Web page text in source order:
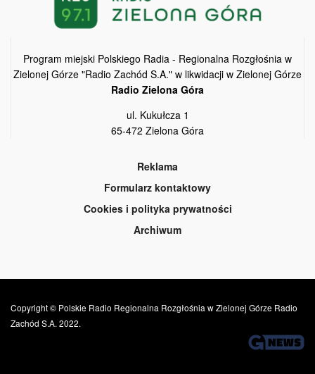
Program miejski Polskiego Radia - Regionalna Rozgłośnia w
Zielonej Górze "Radio Zachód S.A." w likwidacji w Zielonej Górze
Radio Zielona Góra
ul. Kukułcza 1
65-472 Zielona Góra
Reklama
Formularz kontaktowy
Cookies i polityka prywatności
Archiwum
Copyright © Polskie Radio Regionalna Rozgłośnia w Zielonej Górze Radio
Zachód S.A. 2022.